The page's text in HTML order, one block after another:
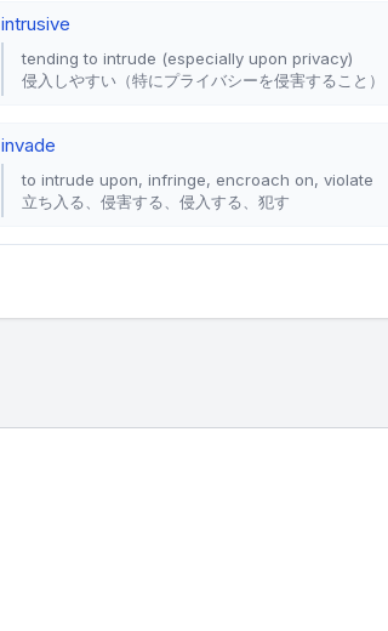
intrusive
tending to intrude (especially upon privacy)
侵入しやすい（特にプライバシーを侵害すること）
invade
to intrude upon, infringe, encroach on, violate
立ち入る、侵害する、侵入する、犯す